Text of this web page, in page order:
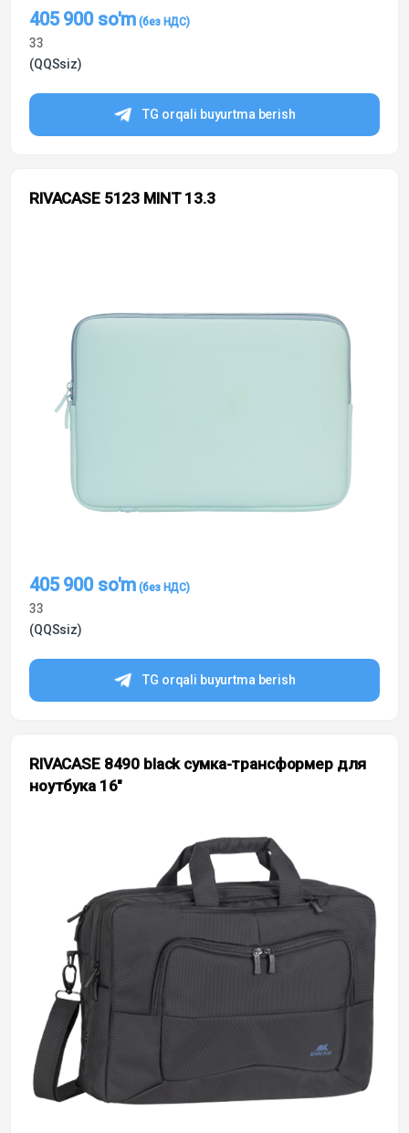
405 900 so'm
33
(QQSsiz)
TG orqali buyurtma berish
RIVACASE 5123 MINT 13.3
405 900 so'm
33
(QQSsiz)
TG orqali buyurtma berish
RIVACASE 8490 black сумка-трансформер для
ноутбука 16″